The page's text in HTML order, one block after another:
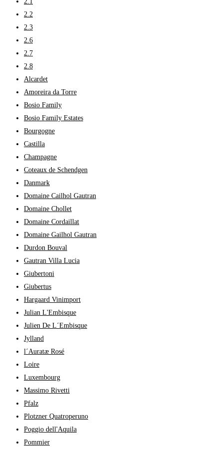
2.2
2.3
2.6
2.7
2.8
Alcardet
Amoreira da Torre
Bosio Family
Bosio Family Estates
Bourgogne
Castilla
Champagne
Coteaux de Schendgen
Danmark
Domaine Cailhol Gautran
Domaine Chollet
Domaine Cordaillat
Domaine Gailhol Gautran
Durdon Bouval
Gautran Villa Lucia
Giubertoni
Giubertus
Hargaard Vinimport
Julian L'Embisque
Julien De L´Embisque
Jylland
l´Auratæ Rosé
Loire
Luxembourg
Massimo Rivetti
Pfalz
Plotzner Quatroperuno
Poggio dell'Aquila
Pommier